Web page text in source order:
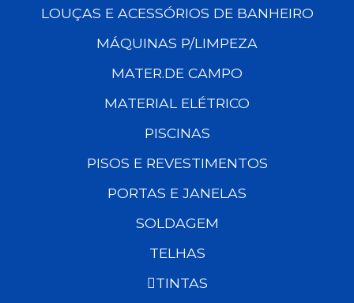
LOUÇAS E ACESSÓRIOS DE BANHEIRO
MÁQUINAS P/LIMPEZA
MATER.DE CAMPO
MATERIAL ELÉTRICO
PISCINAS
PISOS E REVESTIMENTOS
PORTAS E JANELAS
SOLDAGEM
TELHAS
TINTAS